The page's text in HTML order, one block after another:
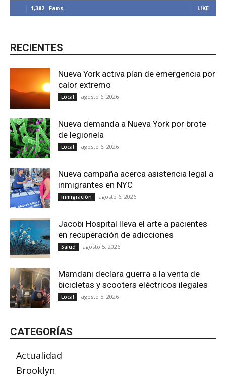
1,382 Fans LIKE
RECIENTES
Nueva York activa plan de emergencia por
calor extremo
Local agosto 6, 2026
Nueva demanda a Nueva York por brote
de legionela
Local agosto 6, 2026
Nueva campaña acerca asistencia legal a
inmigrantes en NYC
Inmigración agosto 6, 2026
Jacobi Hospital lleva el arte a pacientes
en recuperación de adicciones
Salud agosto 5, 2026
Mamdani declara guerra a la venta de
bicicletas y scooters eléctricos ilegales
Local agosto 5, 2026
CATEGORÍAS
Actualidad
Brooklyn